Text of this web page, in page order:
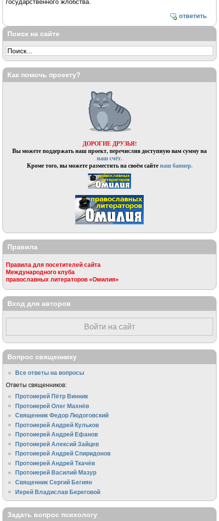
государственного жлобства.
ответить
Поиск на сайте
Как помочь проекту?
ДОРОГИЕ ДРУЗЬЯ!
Вы можете поддержать наш проект, перечислив доступную вам сумму на
наш счёт.
Кроме того, вы можете разместить на своём сайтенаш баннер.
Правила
Правила для посетителей сайта
Международного клуба
православных литераторов «Омилия»
Вход для авторов
Войти на сайт
Вопрос священнику
Все ответы на вопросы
Ответы священников:
Протоиерей Пётр Винник
Протоиерей Олег Махнёв
Священник Федор Людоговский
Протоиерей Андрей Кульков
Протоиерей Андрей Ефанов
Протоиерей Алексий Зайцев
Протоиерей Андрей Спиридонов
Протоиерей Андрей Ткачёв
Протоиерей Василий Мазур
Священник Сергий Бегиян
Иерей Владислав Береговой
Задать вопрос психологу